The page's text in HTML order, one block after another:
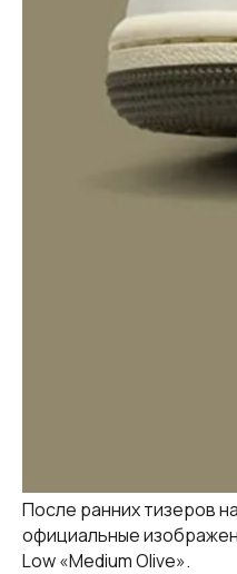
После ранних тизеров
официальные
Low «Medium Olive».